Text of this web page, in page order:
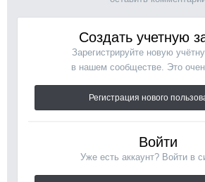
Создать учетную
Зарегистрируйте новую
в нашем сообществе. Это
Регистрация нового
Войти
Уже есть аккаунт? Войти в